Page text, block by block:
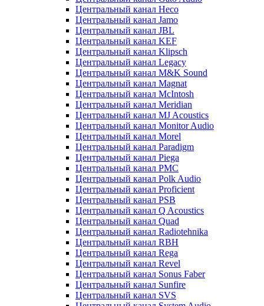
Центральный канал Heco
Центральный канал Jamo
Центральный канал JBL
Центральный канал KEF
Центральный канал Klipsch
Центральный канал Legacy
Центральный канал M&K Sound
Центральный канал Magnat
Центральный канал McIntosh
Центральный канал Meridian
Центральный канал MJ Acoustics
Центральный канал Monitor Audio
Центральный канал Morel
Центральный канал Paradigm
Центральный канал Piega
Центральный канал PMC
Центральный канал Polk Audio
Центральный канал Proficient
Центральный канал PSB
Центральный канал Q Acoustics
Центральный канал Quad
Центральный канал Radiotehnika
Центральный канал RBH
Центральный канал Rega
Центральный канал Revel
Центральный канал Sonus Faber
Центральный канал Sunfire
Центральный канал SVS